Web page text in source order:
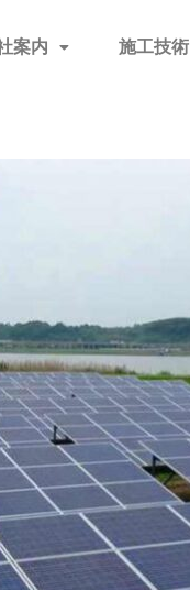
案内 施工技術